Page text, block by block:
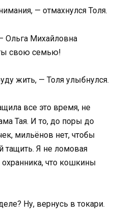
— отмахнулся Толя.
Ольга Михайловна
свою семью!
жить, — Толя улыбнулся.
все это время, не
Тая. И то, до поры до
мильёнов нет, чтобы
тащить. Я не ломовая
что кошкины
Ну, вернусь в токари.